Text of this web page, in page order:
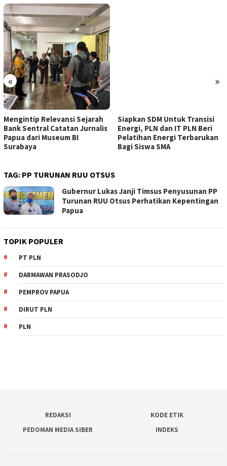
« »
Mengintip Relevansi Sejarah
Bank Sentral Catatan Jurnalis
Papua dari Museum BI
Surabaya
Siapkan SDM Untuk Transisi
Energi, PLN dan IT PLN Beri
Pelatihan Energi Terbarukan
Bagi Siswa SMA
TAG: PP TURUNAN RUU OTSUS
Gubernur Lukas Janji Timsus Penyusunan PP
Turunan RUU Otsus Perhatikan Kepentingan
Papua
TOPIK POPULER
PT PLN
DARMAWAN PRASODJO
PEMPROV PAPUA
DIRUT PLN
PLN
REDAKSI
KODE ETIK
PEDOMAN MEDIA SIBER
INDEKS